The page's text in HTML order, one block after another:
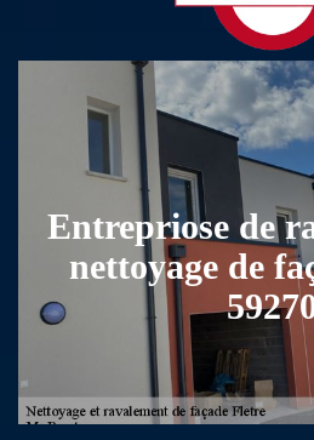
Entrepriose de
nettoyage de